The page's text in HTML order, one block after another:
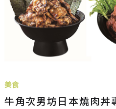
美食
牛角次男坊日本燒肉丼